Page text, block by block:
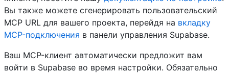
Вы также можете сгенерировать пользовательский
MCP URL для вашего проекта, перейдя на вкладку
MCP-подключения в панели управления Supabase.
Ваш MCP-клиент автоматически предложит вам
войти в Supabase во время настройки. Обязательно